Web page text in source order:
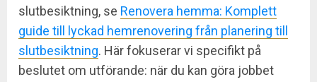
slutbesiktning, se Renovera hemma: Komplett
guide till lyckad hemrenovering från planering till
slutbesiktning. Här fokuserar vi specifikt på
beslutet om utförande: när du kan göra jobbet